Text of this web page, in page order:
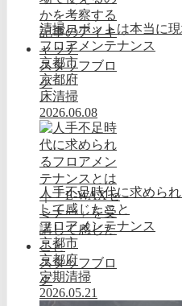
スタッフブロ
グ
清掃ロボットは本当に
フロアメンテナンス
京都市
京都府
床清掃
2026.06.08
スタッフブロ
グ
人手不足時代に求めら
して感じたこと
フロアメンテナンス
京都市
京都府
定期清掃
2026.05.21